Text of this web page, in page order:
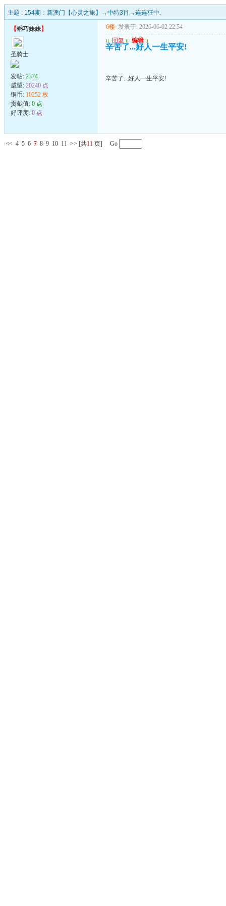
主题 : 154期：新澳门【心灵之旅】→中特3肖→连连狂中.
【乖巧妹妹】
圣骑士
发帖: 2374
威望: 20240 点
铜币: 10252 枚
贡献值: 0 点
好评度: 0 点
6楼 发表于: 2026-06-02 22:54
u 回复 u 编辑 u
辛苦了...好人一生平安!
辛苦了...好人一生平安!
<< 4 5 6 7 8 9 10 11 >> [共11 页] Go